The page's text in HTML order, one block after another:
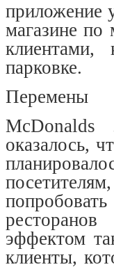
приложение
магазине
парковке.
Перемены
McDonalds
оказалось,
эффектом
клиенты,